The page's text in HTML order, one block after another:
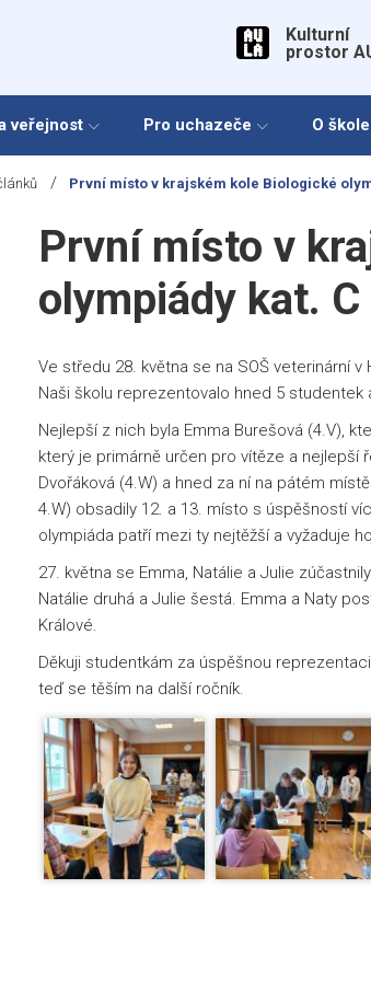
Kulturní
prostor
veřejnost Pro uchazeče O škole
/ První místo v krajském kole Biologické
První místo v
olympiády kat. C
Ve středu 28. května se na SOŠ veterinární
Naši školu reprezentovalo hned 5 studentek
Nejlepší z nich byla Emma Burešová (4.V),
který je primárně určen pro vítěze a
Dvořáková (4.W) a hned za ní na pátém
4.W) obsadily 12. a 13. místo s úspěšností
olympiáda patří mezi ty nejtěžší a vyžaduje
27. května se Emma, Natálie a Julie
Natálie druhá a Julie šestá. Emma a Naty
Králové.
Děkuji studentkám za úspěšnou
teď se těším na další ročník.